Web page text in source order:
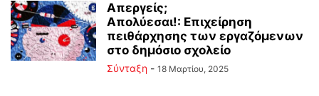
Απεργείς;
Απολύεσαι!: Επιχείρηση
πειθάρχησης των εργαζόμενων
στο δημόσιο σχολείο
Σύνταξη - 18 Μαρτίου, 2025